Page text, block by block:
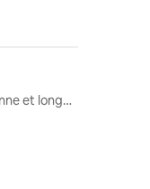
Locations moyenne et longue durée